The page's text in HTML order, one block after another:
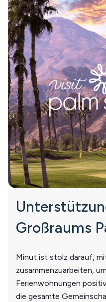
Großraums
Minut ist stolz darauf,
zusammenzuarbeiten,
Ferienwohnungen
die gesamte